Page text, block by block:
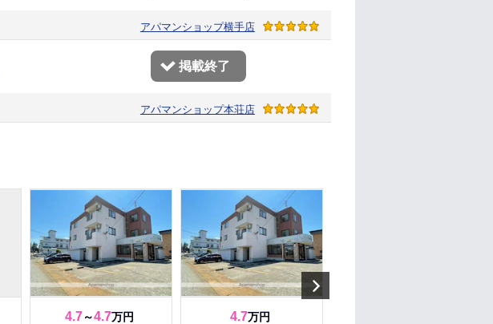
アパマンショップ横手店
掲載終了
アパマンショップ本荘店
4.7～4.7万円 4.7万円